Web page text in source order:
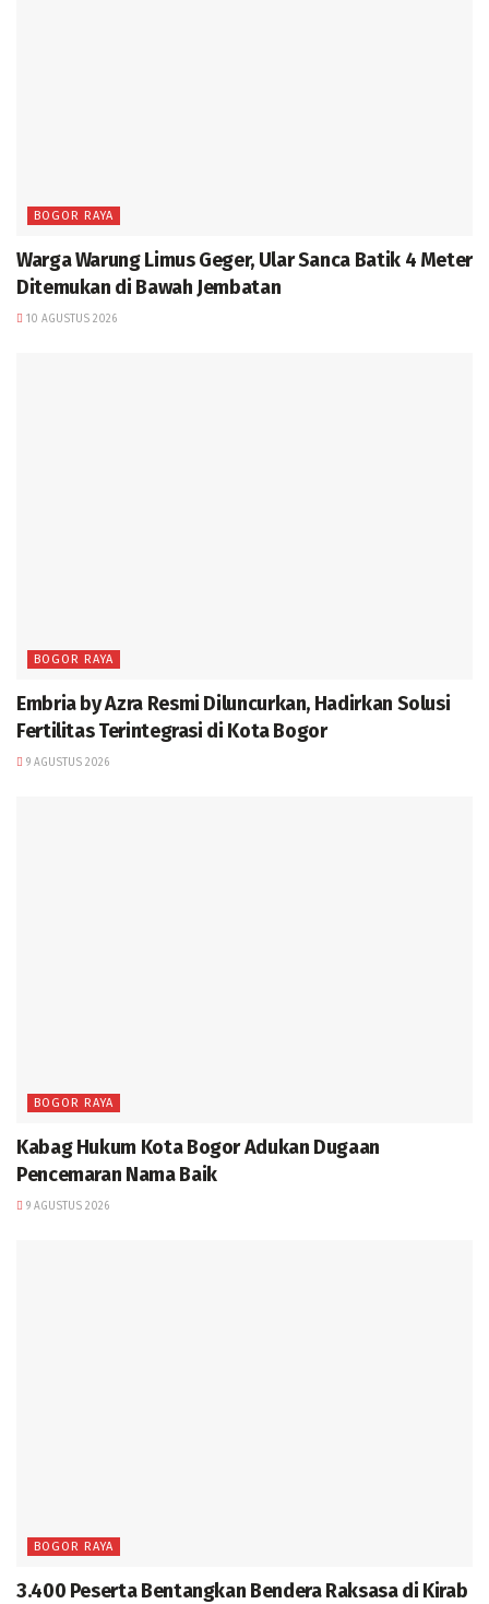
BOGOR RAYA
Warga Warung Limus Geger, Ular Sanca Batik 4 Meter
Ditemukan di Bawah Jembatan
10 AGUSTUS 2026
BOGOR RAYA
Embria by Azra Resmi Diluncurkan, Hadirkan Solusi
Fertilitas Terintegrasi di Kota Bogor
9 AGUSTUS 2026
BOGOR RAYA
Kabag Hukum Kota Bogor Adukan Dugaan
Pencemaran Nama Baik
9 AGUSTUS 2026
BOGOR RAYA
3.400 Peserta Bentangkan Bendera Raksasa di Kirab